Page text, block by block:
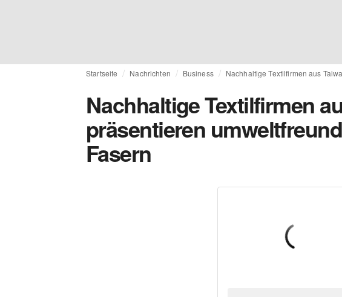
Startseite Nachrichten Business Nachhaltige Textilfirmen aus
Nachhaltige Textilfirmen
präsentieren
Fasern